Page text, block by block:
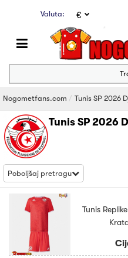
Valuta: €
Nogometfans.com Tunis SP 2026
Tunis SP 2026
Poboljšaj pretragu
Tunis